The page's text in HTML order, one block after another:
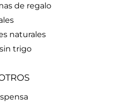
de regalo
naturales
trigo